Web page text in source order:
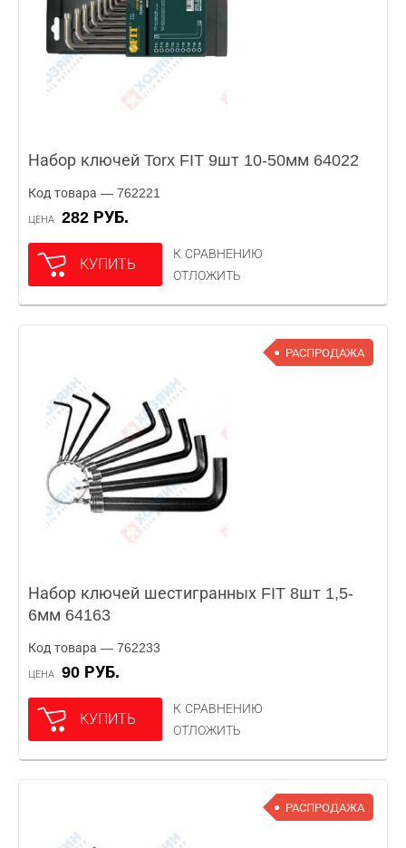
Набор ключей Torx FIT 9шт 10-50мм 64022
Код товара — 762221
ЦЕНА 282 РУБ.
КУПИТЬ
К СРАВНЕНИЮ
ОТЛОЖИТЬ
РАСПРОДАЖА
Набор ключей шестигранных FIT 8шт 1,5-
6мм 64163
Код товара — 762233
ЦЕНА 90 РУБ.
КУПИТЬ
К СРАВНЕНИЮ
ОТЛОЖИТЬ
РАСПРОДАЖА